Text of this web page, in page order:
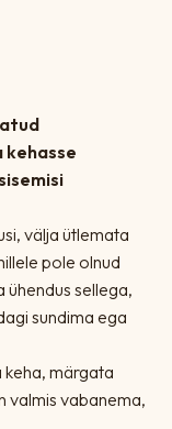
kehasse
välja ütlemata
pole olnud
ühendus sellega,
sundima ega
keha, märgata
valmis vabanema,